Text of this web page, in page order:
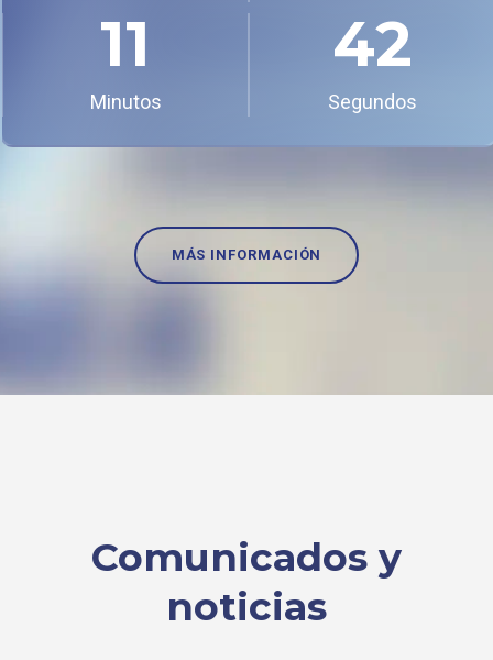
11
Minutos
41
Segundos
MÁS INFORMACIÓN
Comunicados y
noticias